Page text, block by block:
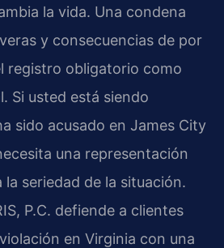
la vida. Una condena
y consecuencias de por
registro obligatorio como
Si usted está siendo
sido acusado en James City
una representación
la seriedad de la situación.
P.C. defiende a clientes
en Virginia con una